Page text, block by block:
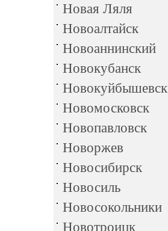
Новая Ляля
Новоалтайск
Новоаннинский
Новокубанск
Новокуйбышевск
Новомосковск
Новопавловск
Новоржев
Новосибирск
Новосиль
Новосокольники
Новотроицк